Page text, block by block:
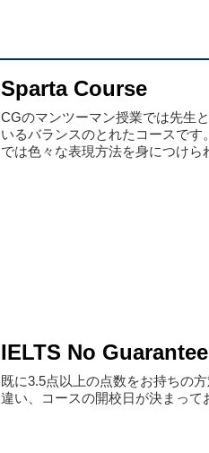
Sparta Course
CGのマンツーマン授業では先生
いるバランスのとれたコースで
では色々な表現方法を身につけら
IELTS No Guarantee
既に3.5点以上の点数をお持ちの
違い、コースの開校日が決まって